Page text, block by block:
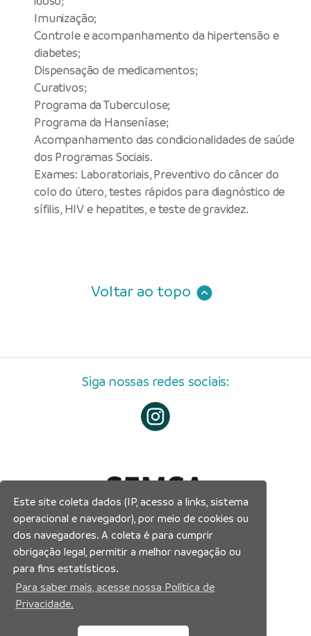
Imunização;
Controle e acompanhamento da hipertensão e
diabetes;
Dispensação de medicamentos;
Curativos;
Programa da Tuberculose;
Programa da Hanseníase;
Acompanhamento das condicionalidades de saúde
dos Programas Sociais.
Exames: Laboratoriais, Preventivo do câncer do
colo do útero, testes rápidos para diagnóstico de
sífilis, HIV e hepatites, e teste de gravidez.
Voltar ao topo
Siga nossas redes sociais:
Este site coleta dados (IP, acesso a links, sistema
operacional e navegador), por meio de cookies ou
dos navegadores. A coleta é para cumprir
obrigação legal, permitir a melhor navegação ou
para fins estatísticos.
Para saber mais, acesse nossa Política de
Privacidade.